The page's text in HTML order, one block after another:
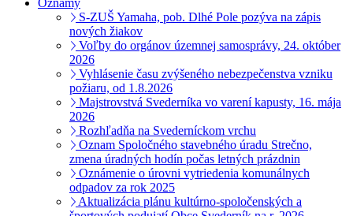
S-ZUŠ Yamaha, pob. Dlhé Pole pozýva na zápis
nových žiakov
Voľby do orgánov územnej samosprávy, 24. október
2026
Vyhlásenie času zvýšeného nebezpečenstva vzniku
požiaru, od 1.8.2026
Majstrovstvá Svederníka vo varení kapusty, 16. mája
2026
Rozhľadňa na Svederníckom vrchu
Oznam Spoločného stavebného úradu Strečno,
zmena úradných hodín počas letných prázdnin
Oznámenie o úrovni vytriedenia komunálnych
odpadov za rok 2025
Aktualizácia plánu kultúrno-spoločenských a